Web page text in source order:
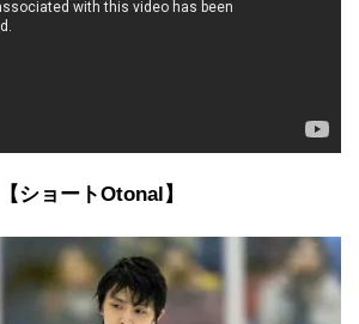
【ショートOtonal】